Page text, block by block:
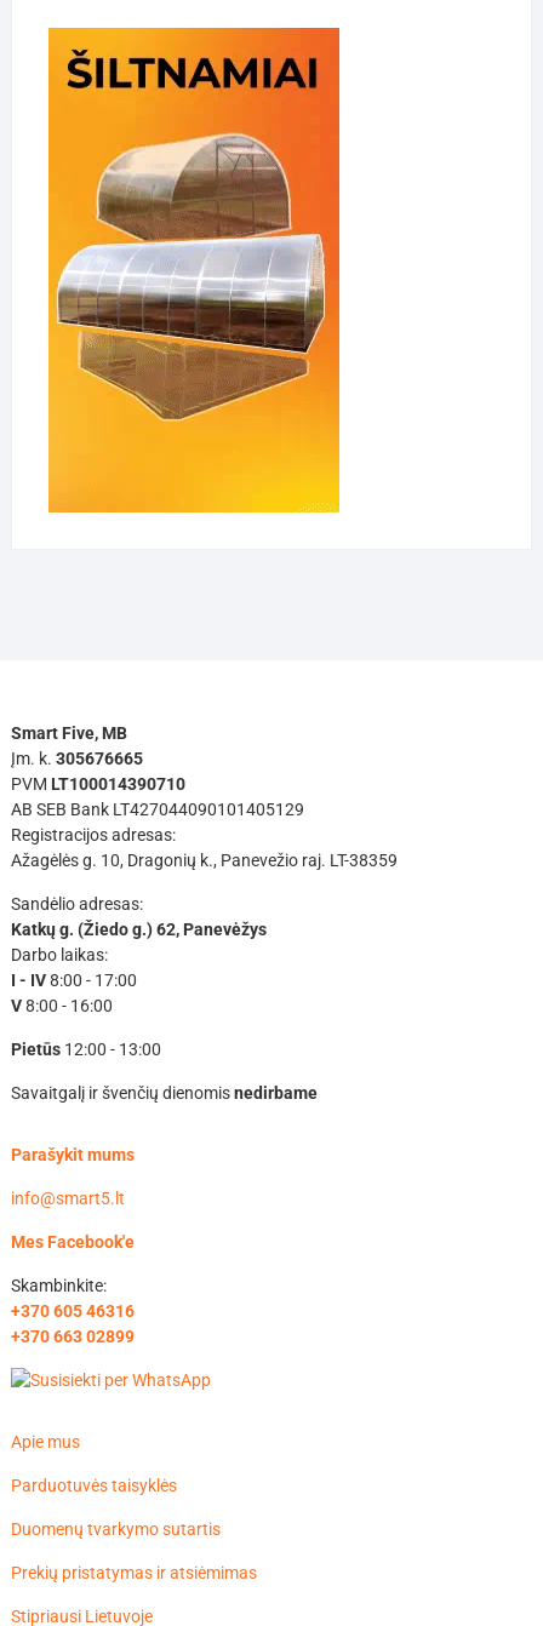
Smart Five, MB
Įm. k. 305676665
PVM LT100014390710
AB SEB Bank LT427044090101405129
Registracijos adresas:
Ažagėlės g. 10, Dragonių k., Panevežio raj. LT-38359
Sandėlio adresas:
Katkų g. (Žiedo g.) 62, Panevėžys
Darbo laikas:
I - IV8:00 - 17:00
V8:00 - 16:00
Pietūs12:00 - 13:00
Savaitgalį ir švenčių dienomisnedirbame
Parašykit mums
info@smart5.lt
Mes Facebook'e
Skambinkite:
+370 605 46316
+370 663 02899
Apie mus
Parduotuvės taisyklės
Duomenų tvarkymo sutartis
Prekių pristatymas ir atsiėmimas
Stipriausi Lietuvoje